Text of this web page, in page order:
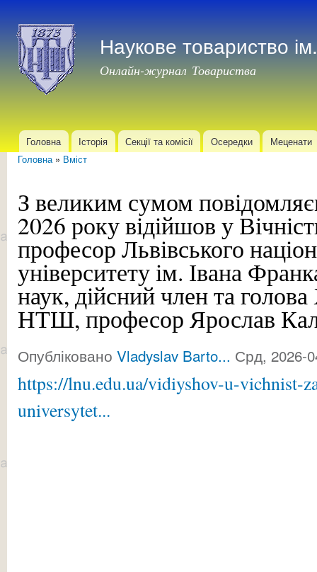
Наукове товариство
Онлайн-журнал Товариства
Головне меню
Головна Історія Секції та комісії Осередки Меценати
Головна» Вміст
З великим сумом
2026 року відійшов у
професор Львівського
університету ім. Івана
наук, дійсний член та голова
НТШ, професор Ярослав
Опубліковано Vladyslav Barto... Срд, 2026-
https://lnu.edu.ua/vidiyshov-u-vichnist-
universytet...